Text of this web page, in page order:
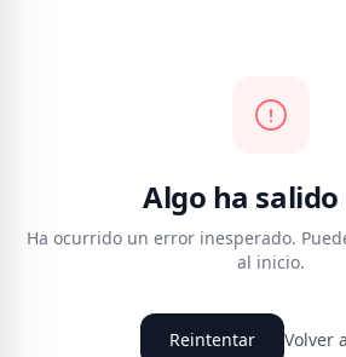
Algo ha
Ha ocurrido un error inesperado.
al inicio.
Reintentar Volver